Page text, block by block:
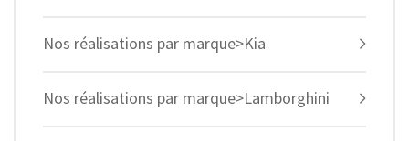
Nos réalisations par marque>Kia
Nos réalisations par marque>Lamborghini